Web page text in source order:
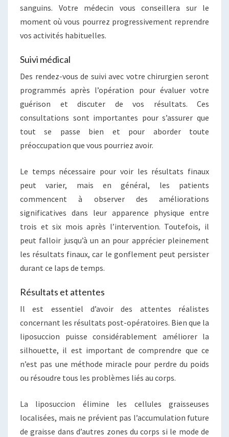
sanguins. Votre médecin vous conseillera sur le
moment où vous pourrez progressivement reprendre
vos activités habituelles.
Suivi médical
Des rendez-vous de suivi avec votre chirurgien seront
programmés après l’opération pour évaluer votre
guérison et discuter de vos résultats. Ces
consultations sont importantes pour s’assurer que
tout se passe bien et pour aborder toute
préoccupation que vous pourriez avoir.
Le temps nécessaire pour voir les résultats finaux
peut varier, mais en général, les patients
commencent à observer des améliorations
significatives dans leur apparence physique entre
trois et six mois après l’intervention. Toutefois, il
peut falloir jusqu’à un an pour apprécier pleinement
les résultats finaux, car le gonflement peut persister
durant ce laps de temps.
Résultats et attentes
Il est essentiel d’avoir des attentes réalistes
concernant les résultats post-opératoires. Bien que la
liposuccion puisse considérablement améliorer la
silhouette, il est important de comprendre que ce
n’est pas une méthode miracle pour perdre du poids
ou résoudre tous les problèmes liés au corps.
La liposuccion élimine les cellules graisseuses
localisées, mais ne prévient pas l’accumulation future
de graisse dans d’autres zones du corps si le mode de